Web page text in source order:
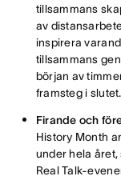
tillsammans
av
inspirera
tillsammans
början av
framsteg i slutet.
Firande och
History Month
under hela
Real Talk-